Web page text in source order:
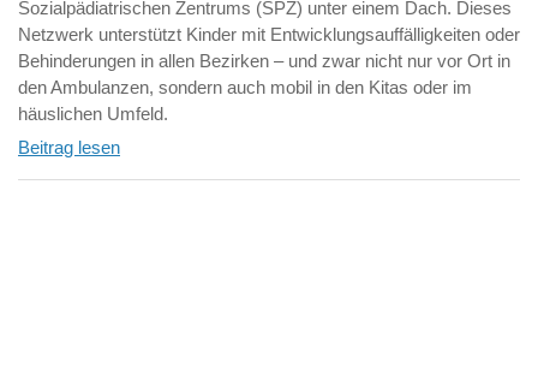
Sozialpädiatrischen Zentrums (SPZ) unter einem Dach. Dieses
Netzwerk unterstützt Kinder mit Entwicklungsauffälligkeiten oder
Behinderungen in allen Bezirken – und zwar nicht nur vor Ort in
den Ambulanzen, sondern auch mobil in den Kitas oder im
häuslichen Umfeld.
Beitrag lesen